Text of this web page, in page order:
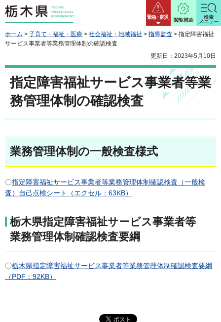
栃木県 緊急・防災
閲覧補助
検索
メニュー
ホーム > 子育て・福祉・医療 > 社会福祉・地域福祉 > 指導監査 > 指定障害福祉
サービス事業者等業務管理体制の確認検査
更新日：2023年5月10日
指定障害福祉サービス事業者等業
務管理体制の確認検査
業務管理体制の一般検査様式
〇指定障害福祉サービス事業者等業務管理体制確認検査（一般検
査）自己点検シート（エクセル：63KB）
栃木県指定障害福祉サービス事業者等
業務管理体制確認検査要綱
〇栃木県指定障害福祉サービス事業者等業務管理体制確認検査要綱
（PDF：92KB）